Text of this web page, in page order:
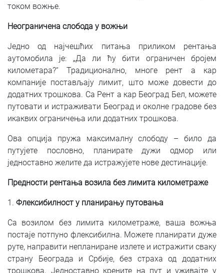
током вожње.
Неограничена слобода у вожњи
Једно од најчешћих питања приликом рентања
аутомобила је: „Да ли ћу бити ограничен бројем
километара?“ Традиционално, многе рент а кар
компаније постављају лимит, што може довести до
додатних трошкова. Са Рент а кар Београд Бел, можете
путовати и истраживати Београд и околне градове без
икаквих ограничења или додатних трошкова.
Ова опција пружа максималну слободу – било да
путујете пословно, планирате дужи одмор или
једноставно желите да истражујете нове дестинације.
Предности рентања возила без лимита километраже
1. Флексибилност у планирању путовања
Са возилом без лимита километраже, ваша вожња
постаје потпуно флексибилна. Можете планирати дуже
руте, направити непланиране излете и истражити сваку
страну Београда и Србије, без страха од додатних
трошкова. Једноставно крените на пут и уживајте у